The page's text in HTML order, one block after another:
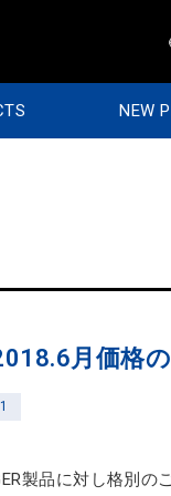
NEW
月価格
製品に対し格別の